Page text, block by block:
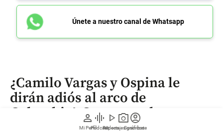
person
Mi Perfil
graphic_eq
Pódcast
play_arrow
Videos
photo_camera
Reportajes gráficos
account_circle
Suscríbete
Únete a nuestro canal de Whatsapp
¿Camilo Vargas y Ospina le
dirán adiós al arco de
Colombia? Conozca a los
posibles relevos para 2030